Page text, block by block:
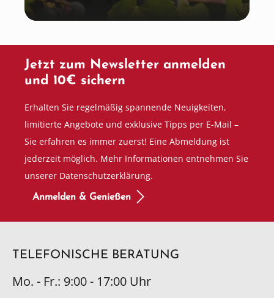
Jetzt zum Newsletter anmelden
und 10€ sichern
Erhalten Sie regelmäßig spannende Neuigkeiten,
limitierte Angebote und exklusive Tipps per E-Mail –
Sie erfahren es immer zuerst! Eine Abmeldung ist
jederzeit möglich. Mehr Informationen entnehmen Sie
unserer Datenschutzerklärung.
Anmelden & Genießen
TELEFONISCHE BERATUNG
Mo. - Fr.: 9:00 - 17:00 Uhr